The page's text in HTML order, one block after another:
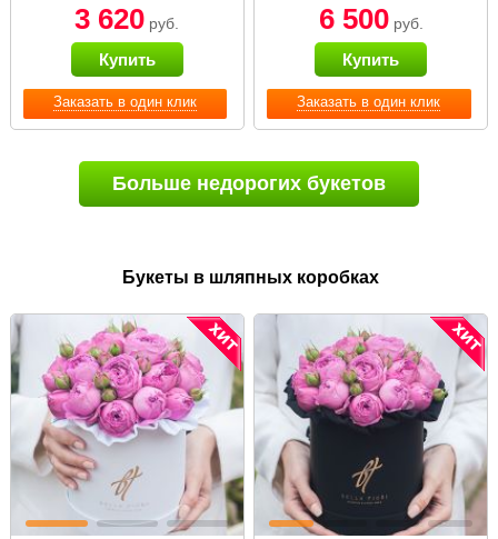
Заказать в один клик
3 620 руб.
Купить
Заказать в один клик
6 500руб.
Купить
Больше недорогих букетов
Букеты в шляпных коробках